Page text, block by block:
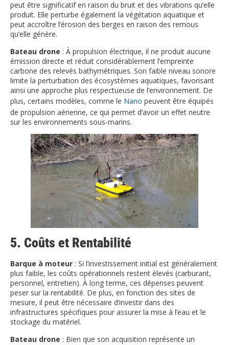
peut être significatif en raison du bruit et des vibrations qu’elle
produit. Elle perturbe également la végétation aquatique et
peut accroître l’érosion des berges en raison des remous
qu’elle génère.
Bateau drone : À propulsion électrique, il ne produit aucune
émission directe et réduit considérablement l’empreinte
carbone des relevés bathymétriques. Son faible niveau sonore
limite la perturbation des écosystèmes aquatiques, favorisant
ainsi une approche plus respectueuse de l’environnement. De
plus, certains modèles, comme le Nano peuvent être équipés
de propulsion aérienne, ce qui permet d’avoir un effet neutre
sur les environnements sous-marins.
5. Coûts et Rentabilité
Barque à moteur : Si l’investissement initial est généralement
plus faible, les coûts opérationnels restent élevés (carburant,
personnel, entretien). À long terme, ces dépenses peuvent
peser sur la rentabilité. De plus, en fonction des sites de
mesure, il peut être nécessaire d’investir dans des
infrastructures spécifiques pour assurer la mise à l’eau et le
stockage du matériel.
Bateau drone : Bien que son acquisition représente un